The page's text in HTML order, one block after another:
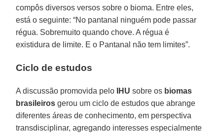
compôs diversos versos sobre o bioma. Entre eles,
está o seguinte: “No pantanal ninguém pode passar
régua. Sobremuito quando chove. A régua é
existidura de limite. E o Pantanal não tem limites”.
Ciclo de estudos
A discussão promovida pelo IHU sobre os biomas
brasileiros gerou um ciclo de estudos que abrange
diferentes áreas de conhecimento, em perspectiva
transdisciplinar, agregando interesses especialmente